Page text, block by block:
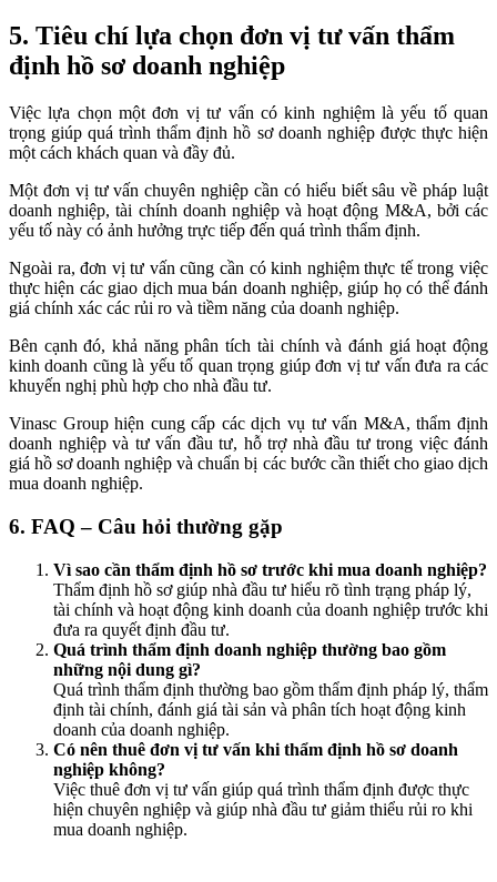
5. Tiêu chí lựa chọn đơn vị tư vấn thẩm
định hồ sơ doanh nghiệp
Việc lựa chọn một đơn vị tư vấn có kinh nghiệm là yếu tố quan
trọng giúp quá trình thẩm định hồ sơ doanh nghiệp được thực hiện
một cách khách quan và đầy đủ.
Một đơn vị tư vấn chuyên nghiệp cần có hiểu biết sâu về pháp luật
doanh nghiệp, tài chính doanh nghiệp và hoạt động M&A, bởi các
yếu tố này có ảnh hưởng trực tiếp đến quá trình thẩm định.
Ngoài ra, đơn vị tư vấn cũng cần có kinh nghiệm thực tế trong việc
thực hiện các giao dịch mua bán doanh nghiệp, giúp họ có thể đánh
giá chính xác các rủi ro và tiềm năng của doanh nghiệp.
Bên cạnh đó, khả năng phân tích tài chính và đánh giá hoạt động
kinh doanh cũng là yếu tố quan trọng giúp đơn vị tư vấn đưa ra các
khuyến nghị phù hợp cho nhà đầu tư.
Vinasc Group hiện cung cấp các dịch vụ tư vấn M&A, thẩm định
doanh nghiệp và tư vấn đầu tư, hỗ trợ nhà đầu tư trong việc đánh
giá hồ sơ doanh nghiệp và chuẩn bị các bước cần thiết cho giao dịch
mua doanh nghiệp.
6. FAQ – Câu hỏi thường gặp
Vì sao cần thẩm định hồ sơ trước khi mua doanh nghiệp?
Thẩm định hồ sơ giúp nhà đầu tư hiểu rõ tình trạng pháp lý,
tài chính và hoạt động kinh doanh của doanh nghiệp trước khi
đưa ra quyết định đầu tư.
Quá trình thẩm định doanh nghiệp thường bao gồm
những nội dung gì?
Quá trình thẩm định thường bao gồm thẩm định pháp lý, thẩm
định tài chính, đánh giá tài sản và phân tích hoạt động kinh
doanh của doanh nghiệp.
Có nên thuê đơn vị tư vấn khi thẩm định hồ sơ doanh
nghiệp không?
Việc thuê đơn vị tư vấn giúp quá trình thẩm định được thực
hiện chuyên nghiệp và giúp nhà đầu tư giảm thiểu rủi ro khi
mua doanh nghiệp.